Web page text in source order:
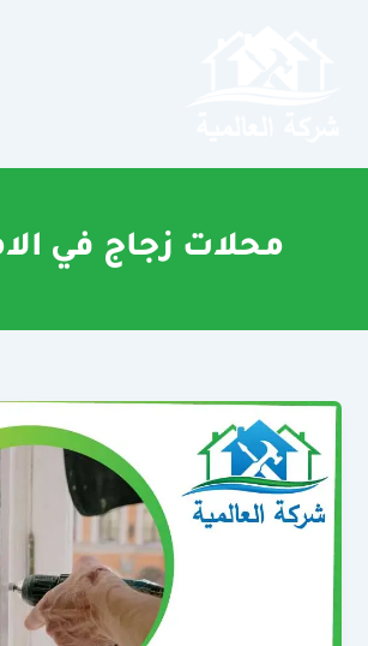
محلات زجاج في